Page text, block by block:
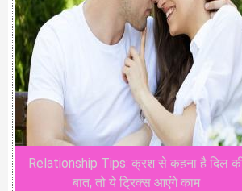
Relationship Tips: क्रश से कहना है दिल
बात, तो ये ट्रिक्स आएंगे काम